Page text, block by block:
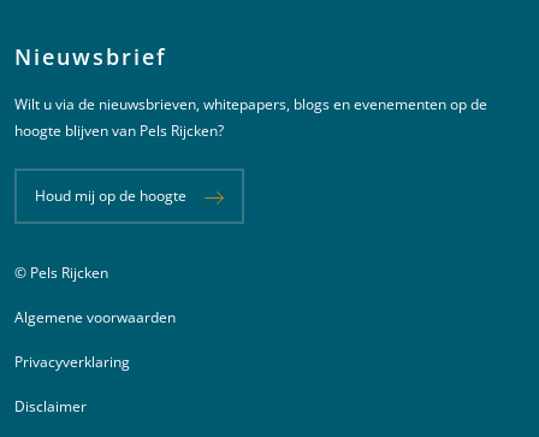
Nieuwsbrief
Wilt u via de nieuwsbrieven, whitepapers, blogs en evenementen op de
hoogte blijven van Pels Rijcken?
Houd mij op de hoogte
Juridische informatie
© Pels Rijcken
Algemene voorwaarden
Privacyverklaring
Disclaimer